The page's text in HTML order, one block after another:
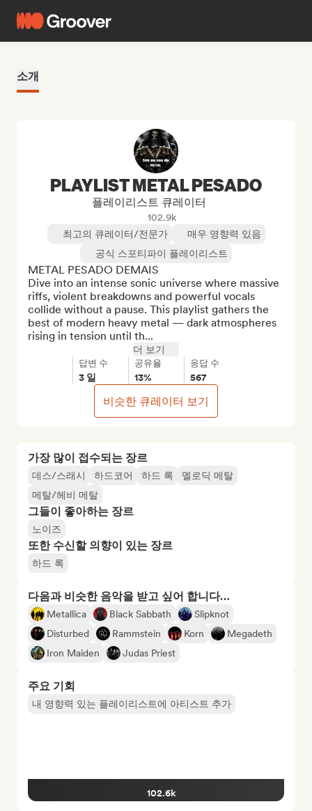
소개
가장 많이 접수되는 장르
데스/스래시 하드코어 하드 록
멜로딕 메탈
메탈/헤비 메탈
그들이 좋아하는 장르
노이즈
또한 수신할 의향이 있는 장르
하드 록
다음과 비슷한 음악을 받고 싶어 합니다…
Metallica Black Sabbath
Slipknot
Disturbed
Rammstein Korn
Megadeth
Iron Maiden
Judas Priest
주요 기회
내 영향력 있는 플레이리스트에 아티스트 추가
102.6k
PLAYLIST METAL PESADO
플레이리스트 큐레이터
102.9k
최고의 큐레이터/전문가
매우 영향력 있음
공식 스포티파이 플레이리스트
METAL PESADO DEMAIS
Dive into an intense sonic universe where massive
riffs, violent breakdowns and powerful vocals
collide without a pause. This playlist gathers the
best of modern heavy metal — dark atmospheres
rising in tension until th...
더 보기
답변 수
3 일
공유율
13%
응답 수
567
비슷한 큐레이터 보기